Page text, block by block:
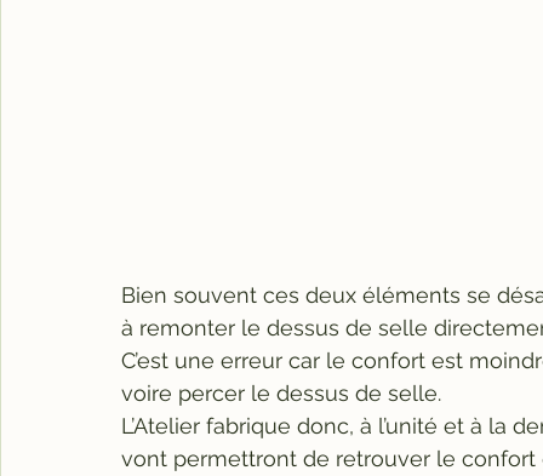
Bien souvent ces deux éléments se
à remonter le dessus de selle
C’est une erreur car le confort est
voire percer le dessus de selle.
L’Atelier fabrique donc, à l’unité et à la
vont permettront de retrouver le confort